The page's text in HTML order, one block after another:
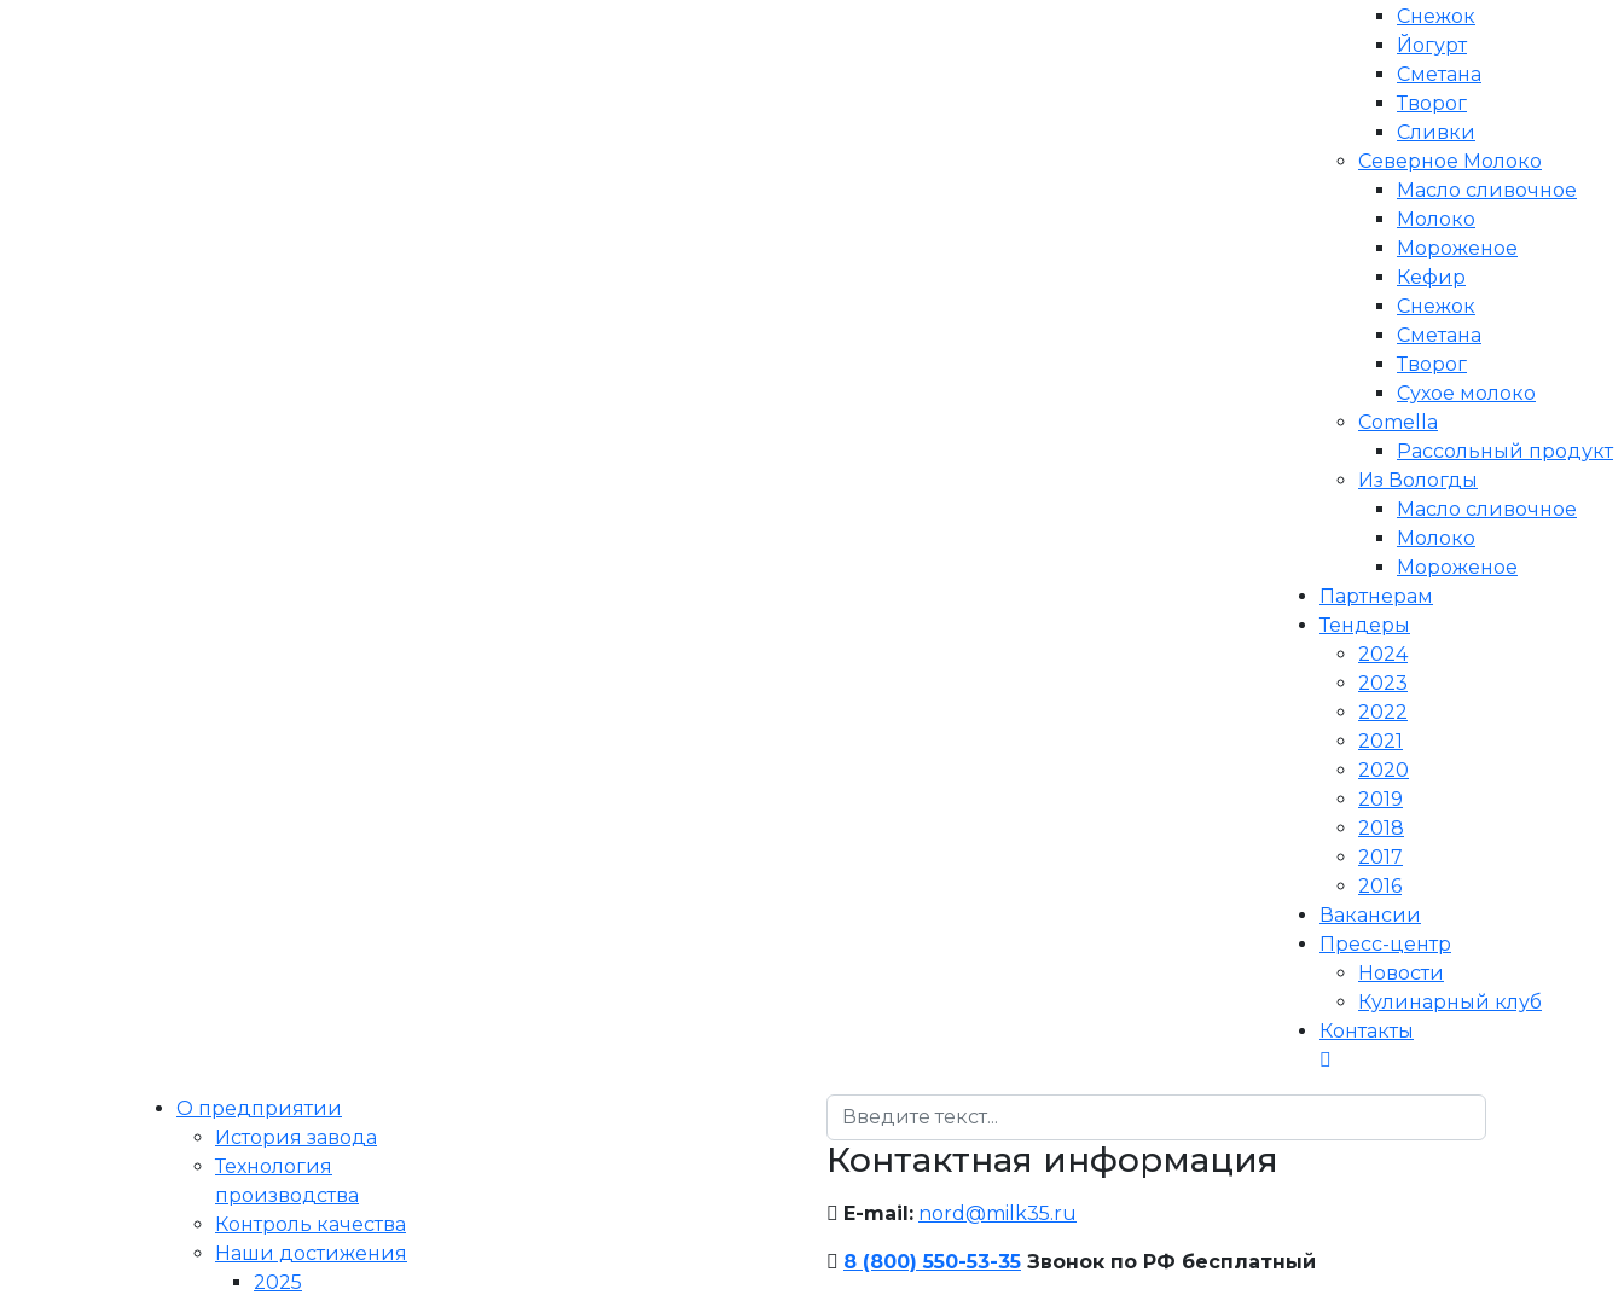
Снежок
Йогурт
Сметана
Творог
Сливки
Северное Молоко
Масло сливочное
Молоко
Мороженое
Кефир
Снежок
Сметана
Творог
Сухое молоко
Comеlla
Рассольный продукт
Из Вологды
Масло сливочное
Молоко
Мороженое
Партнерам
Тендеры
2024
2023
2022
2021
2020
2019
2018
2017
2016
Вакансии
Пресс-центр
Новости
Кулинарный клуб
Контакты
О предприятии
История завода
Технология
производства
Контроль качества
Наши достижения
2025
Поиск
Контактная информация
E-mail: nord@milk35.ru
8 (800) 550-53-35 Звонок по РФ бесплатный